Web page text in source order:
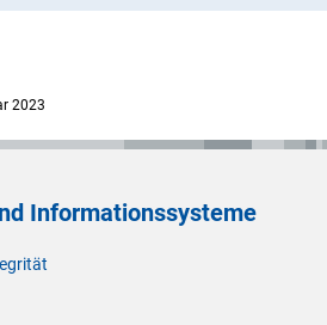
2023
Informationssysteme